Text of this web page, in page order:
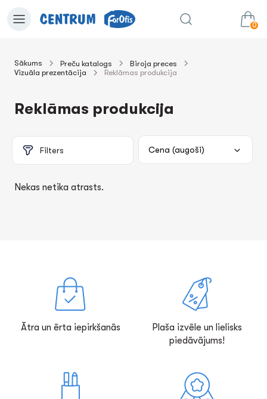
0
uz grozu Summa:
Sākums Preču katalogs
Biroja preces
Vizuāla prezentācija
Reklāmas produkcija
Reklāmas produkcija
Filters
Nekas netika atrasts.
Ātra un ērta iepirkšanās
Plaša izvēle un lielisks
piedāvājums!